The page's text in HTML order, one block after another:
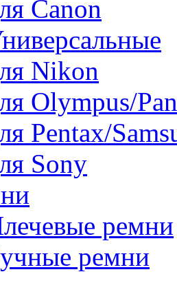
Canon
Nikon
Olympus/
Pentax/
Sony
ремни
ремни